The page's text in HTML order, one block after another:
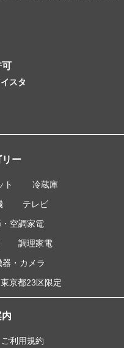
可
スタ
ー
ト
冷蔵庫
テレビ
空調家電
調理家電
器・カメラ
東京都23区限定
ご利用規約